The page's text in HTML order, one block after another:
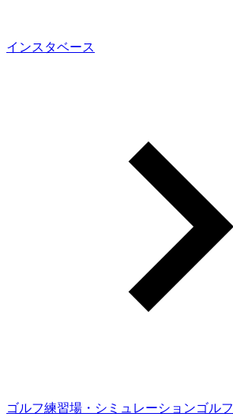
インスタベース
ゴルフ練習場・シミュレーションゴルフ